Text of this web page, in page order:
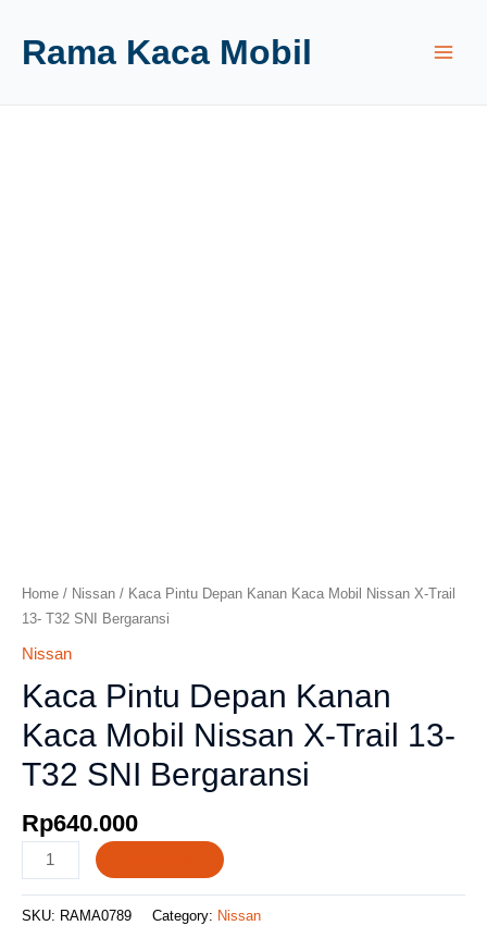
Rama Kaca Mobil
Home / Nissan / Kaca Pintu Depan Kanan Kaca Mobil Nissan X-Trail
13- T32 SNI Bergaransi
Nissan
Kaca Pintu Depan Kanan
Kaca Mobil Nissan X-Trail 13-
T32 SNI Bergaransi
Rp640.000
SKU: RAMA0789 Category: Nissan